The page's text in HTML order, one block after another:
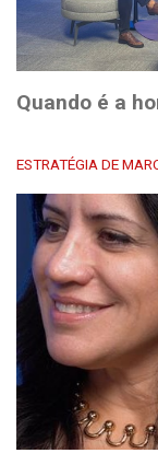
Quando é a
ESTRATÉGIA DE